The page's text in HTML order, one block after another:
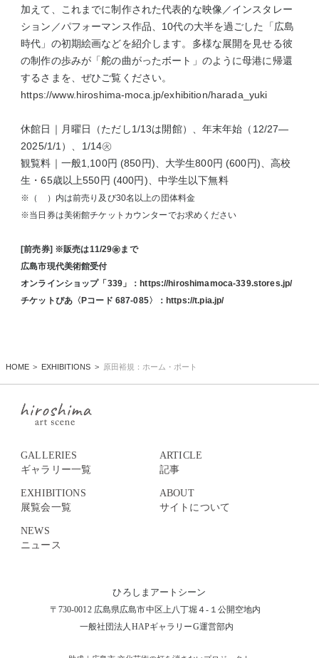
加えて、これまでに制作された代表的な映像／インスタレー
ション／パフォーマンス作品、10代の大半を過ごした「広島
時代」の初期絵画などを紹介します。多様な展開を見せる彼
の制作の歩みが「舵の曲がったボート」のように母港に帰還
するさまを、ぜひご覧ください。
https://www.hiroshima-moca.jp/exhibition/harada_yuki
休館日｜月曜日（ただし1/13は開館）、年末年始（12/27—
2025/1/1）、1/14㊋
観覧料｜一般1,100円 (850円)、大学生800円 (600円)、高校
生・65歳以上550円 (400円)、中学生以下無料
※（ ）内は前売り及び30名以上の団体料金
※当日券は美術館チケットカウンターでお求めください
[前売券] ※販売は11/29㊎まで
広島市現代美術館受付
オンラインショップ「339」：https://hiroshimamoca-339.stores.jp/
チケットぴあ〈Pコード 687-085〉：https://t.pia.jp/
HOME EXHIBITIONS 原田裕規：ホーム・ポート
ひろしまアートシーン
〒730-0012 広島県広島市中区上八丁堀４-１公開空地内
一般社団法人HAPギャラリーG運営部内
GALLERIES
ギャラリー一覧
EXHIBITIONS
展覧会一覧
NEWS
ニュース
ARTICLE
記事
ABOUT
サイトについて